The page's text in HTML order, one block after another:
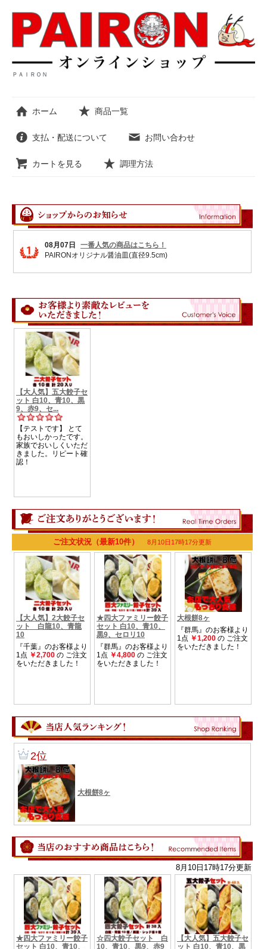
ＰＡＩＲＯＮ
ホーム 商品一覧
支払・配送について お問い合わせ
カートを見る 調理方法